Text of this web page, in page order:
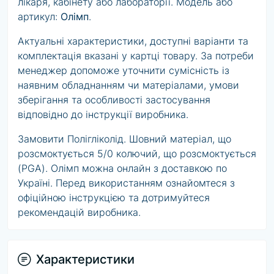
артикул: Олімп.
Актуальні характеристики, доступні варіанти та
комплектація вказані у картці товару. За потреби
менеджер допоможе уточнити сумісність із
наявним обладнанням чи матеріалами, умови
зберігання та особливості застосування
відповідно до інструкції виробника.
Замовити Полігліколід. Шовний матеріал, що
розсмоктується 5/0 колючий, що розсмоктується
(PGA). Олімп можна онлайн з доставкою по
Україні. Перед використанням ознайомтеся з
офіційною інструкцією та дотримуйтеся
рекомендацій виробника.
Характеристики